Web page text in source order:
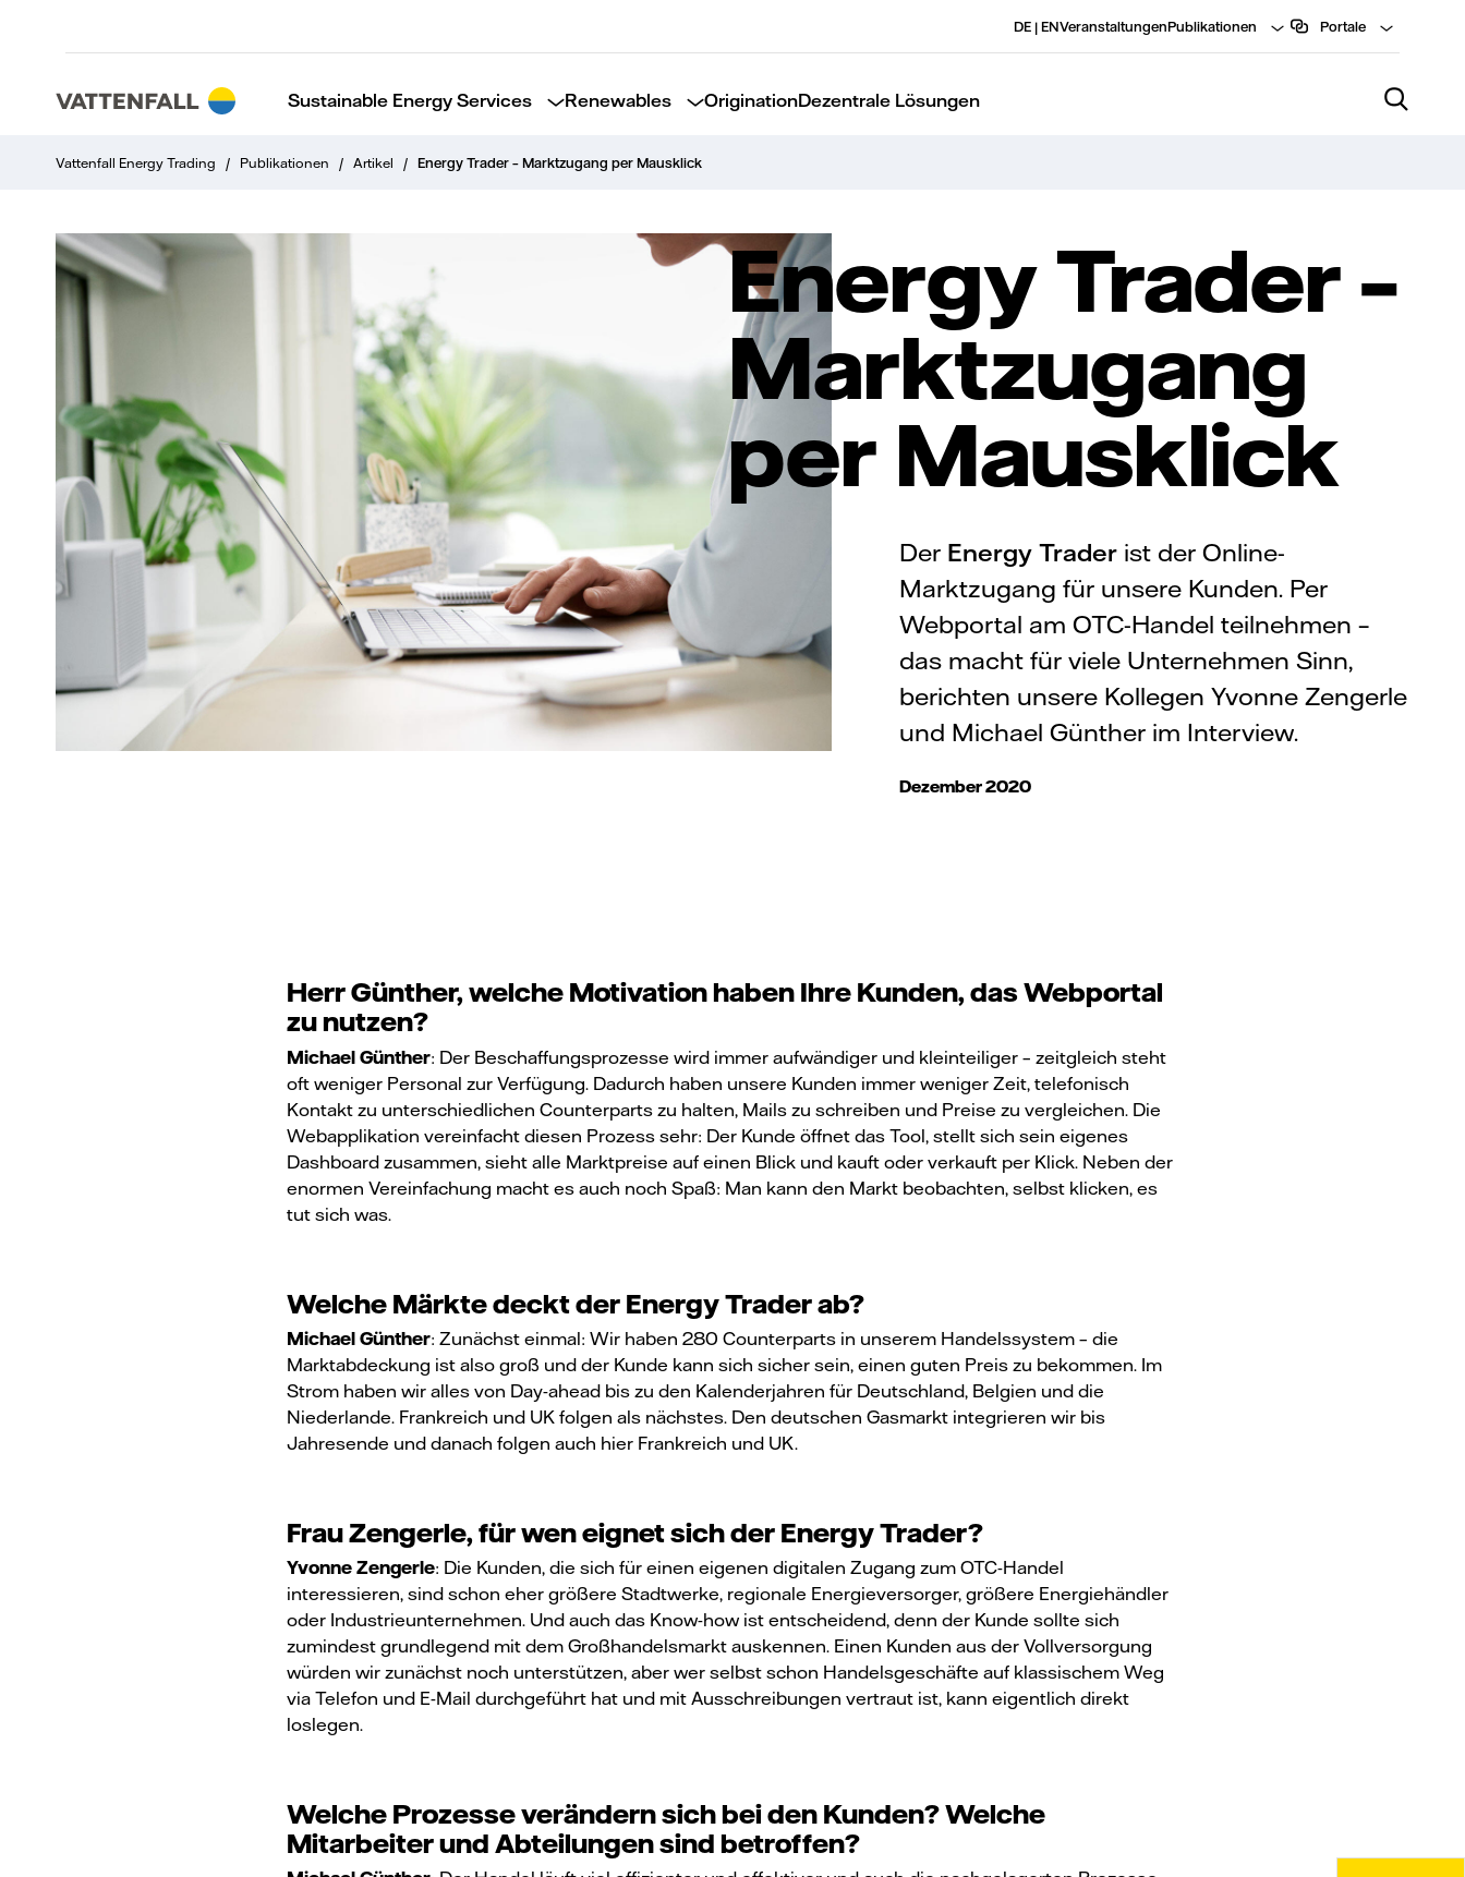
Sustainable Energy Services Renewables OriginationDezentrale Lösungen
Portale
Publikationen
Veranstaltungen
DE | EN
Vattenfall Energy Trading / Publikationen / Artikel / Energy Trader – Marktzugang per Mausklick
Energy Trader –
Marktzugang
per Mausklick
Der Energy Trader ist der Online-
Marktzugang für unsere Kunden. Per
Webportal am OTC-Handel teilnehmen –
das macht für viele Unternehmen Sinn,
berichten unsere Kollegen Yvonne Zengerle
und Michael Günther im Interview.
Dezember 2020
Herr Günther, welche Motivation haben Ihre Kunden, das Webportal
zu nutzen?
Michael Günther: Der Beschaffungsprozesse wird immer aufwändiger und kleinteiliger – zeitgleich steht
oft weniger Personal zur Verfügung. Dadurch haben unsere Kunden immer weniger Zeit, telefonisch
Kontakt zu unterschiedlichen Counterparts zu halten, Mails zu schreiben und Preise zu vergleichen. Die
Webapplikation vereinfacht diesen Prozess sehr: Der Kunde öffnet das Tool, stellt sich sein eigenes
Dashboard zusammen, sieht alle Marktpreise auf einen Blick und kauft oder verkauft per Klick. Neben der
enormen Vereinfachung macht es auch noch Spaß: Man kann den Markt beobachten, selbst klicken, es
tut sich was.
Welche Märkte deckt der Energy Trader ab?
Michael Günther: Zunächst einmal: Wir haben 280 Counterparts in unserem Handelssystem – die
Marktabdeckung ist also groß und der Kunde kann sich sicher sein, einen guten Preis zu bekommen. Im
Strom haben wir alles von Day-ahead bis zu den Kalenderjahren für Deutschland, Belgien und die
Niederlande. Frankreich und UK folgen als nächstes. Den deutschen Gasmarkt integrieren wir bis
Jahresende und danach folgen auch hier Frankreich und UK.
Frau Zengerle, für wen eignet sich der Energy Trader?
Yvonne Zengerle: Die Kunden, die sich für einen eigenen digitalen Zugang zum OTC-Handel
interessieren, sind schon eher größere Stadtwerke, regionale Energieversorger, größere Energiehändler
oder Industrieunternehmen. Und auch das Know-how ist entscheidend, denn der Kunde sollte sich
zumindest grundlegend mit dem Großhandelsmarkt auskennen. Einen Kunden aus der Vollversorgung
würden wir zunächst noch unterstützen, aber wer selbst schon Handelsgeschäfte auf klassischem Weg
via Telefon und E-Mail durchgeführt hat und mit Ausschreibungen vertraut ist, kann eigentlich direkt
loslegen.
Welche Prozesse verändern sich bei den Kunden? Welche
Mitarbeiter und Abteilungen sind betroffen?